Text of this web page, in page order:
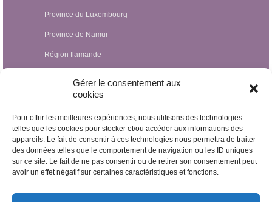
Gérer le consentement aux
cookies
Pour offrir les meilleures expériences, nous utilisons des technologies
telles que les cookies pour stocker et/ou accéder aux informations des
appareils. Le fait de consentir à ces technologies nous permettra de traiter
des données telles que le comportement de navigation ou les ID uniques
sur ce site. Le fait de ne pas consentir ou de retirer son consentement peut
avoir un effet négatif sur certaines caractéristiques et fonctions.
Province du Luxembourg
Province de Namur
Région flamande
Hypnothérapeutes Luxembourg
Hypnothérapeutes France
Hypnothérapeutes Suisse
Hypnothérapeutes Pays-Bas
Hypnothérapeutes Espagne